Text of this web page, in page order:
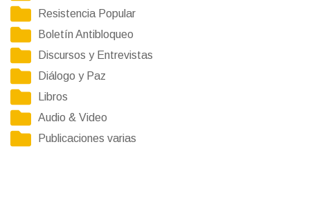
Resistencia Popular
Boletín Antibloqueo
Discursos y Entrevistas
Diálogo y Paz
Libros
Audio & Video
Publicaciones varias